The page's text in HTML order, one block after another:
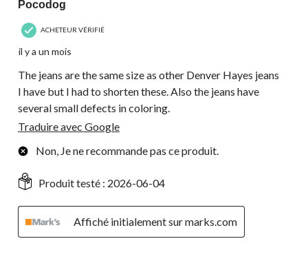
Pocodog
ACHETEUR VÉRIFIÉ
il y a un mois
The jeans are the same size as other Denver Hayes jeans
I have but I had to shorten these. Also the jeans have
several small defects in coloring.
Traduire avec Google
Non, Je ne recommande pas ce produit.
Produit testé : 2026-06-04
Affiché initialement sur marks.com